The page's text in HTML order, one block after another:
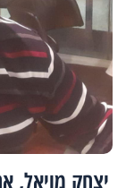
יצחק מויאל,